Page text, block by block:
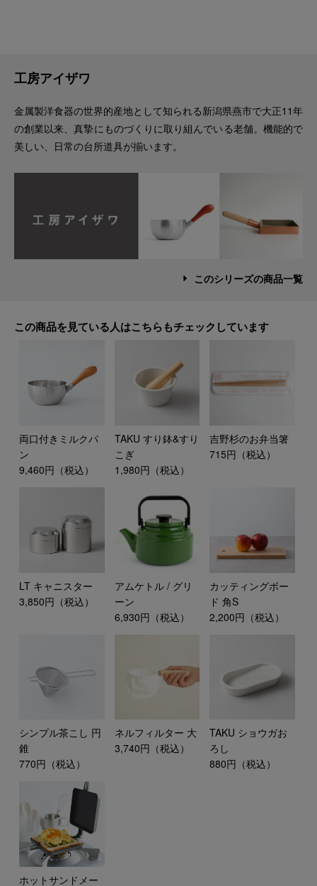
工房アイザワ
金属製洋食器の世界的産地として知られる新潟県燕市で大正11年
の創業以来、真摯にものづくりに取り組んでいる老舗。機能的で
美しい、日常の台所道具が揃います。
このシリーズの商品一覧
この商品を見ている人はこちらもチェックしています
両口付きミルクパ
ン
9,460円（税込）
TAKU すり鉢&すり
こぎ
1,980円（税込）
吉野杉のお弁当箸
715円（税込）
LT キャニスター
3,850円（税込）
アムケトル / グリ
ーン
6,930円（税込）
カッティングボー
ド 角S
2,200円（税込）
シンプル茶こし 円
錐
770円（税込）
ネルフィルター 大
3,740円（税込）
TAKU ショウガお
ろし
880円（税込）
ホットサンドメー